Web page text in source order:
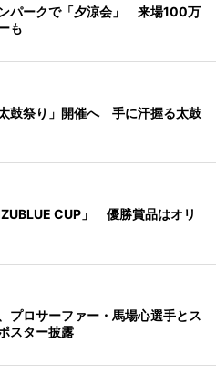
パークで「夕涼会」 来場100万
も
鼓祭り」開催へ 手に汗握る太鼓
CUP」 優勝賞品はオリ
プロサーファー・馬場心選手とス
スター披露